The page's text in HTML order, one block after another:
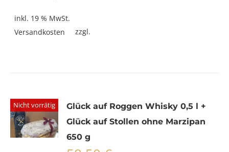
inkl. 19 % MwSt.
zzgl.
Versandkosten
Nicht vorrätig
Glück auf Roggen Whisky 0,5 l +
Glück auf Stollen ohne Marzipan
650 g